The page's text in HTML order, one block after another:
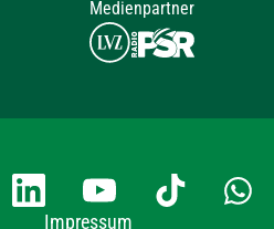
Medienpartner
Impressum